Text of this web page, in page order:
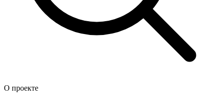
О проекте